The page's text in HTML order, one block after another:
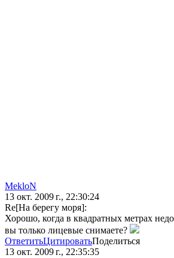
MekloN
13 окт. 2009 г., 22:30:24
Re[На берегу моря]:
Хорошо, когда в квадратных метрах
вы только лицевые снимаете?
ОтветитьЦитироватьПоделиться
13 окт. 2009 г., 22:35:35